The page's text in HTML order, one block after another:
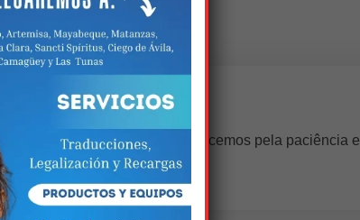
trabalhando nisso!
novidades incríveis. Agradecemos pela paciência e
compreensão.